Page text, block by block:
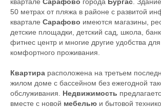
квартале Сарафово города Бургас.
50 метрах от пляжа в районе с развитой
квартале Сарафово имеются магазины,
детские площадки, детский сад, школа,
фитнес центр и многие другие удобства
комфортного проживания.
Квартира расположена на третьем
жилом доме с бассейном без ежегодной
обслуживания. Недвижимость
вместе с новой мебелью и бытовой